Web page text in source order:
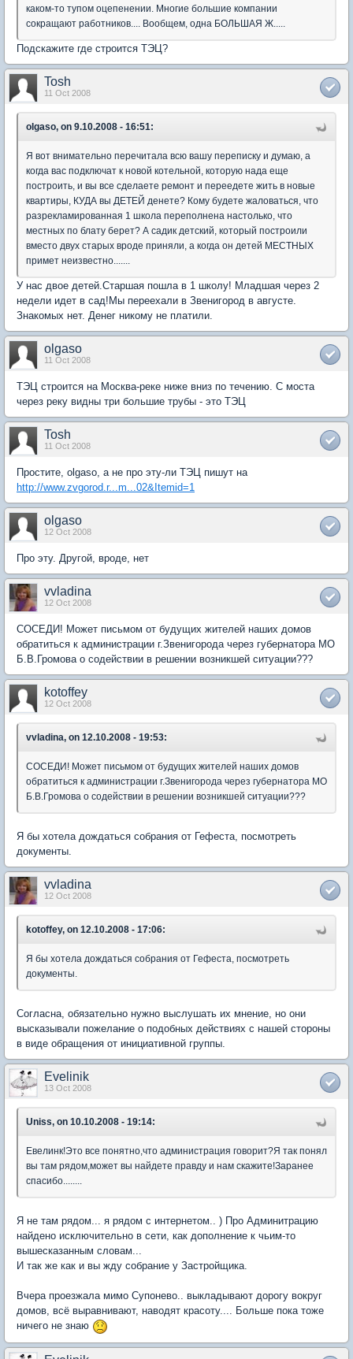
каком-то тупом оцепенении. Многие большие компании
сокращают работников.... Вообщем, одна БОЛЬШАЯ Ж.....
Подскажите где строится ТЭЦ?
Tosh
11 Oct 2008
olgaso, on 9.10.2008 - 16:51:
Я вот внимательно перечитала всю вашу переписку и думаю, а
когда вас подключат к новой котельной, которую нада еще
построить, и вы все сделаете ремонт и переедете жить в новые
квартиры, КУДА вы ДЕТЕЙ денете? Кому будете жаловаться, что
разрекламированная 1 школа переполнена настолько, что
местных по блату берет? А садик детский, который построили
вместо двух старых вроде приняли, а когда он детей МЕСТНЫХ
примет неизвестно.......
У нас двое детей.Старшая пошла в 1 школу! Младшая через 2
недели идет в сад!Мы переехали в Звенигород в августе.
Знакомых нет. Денег никому не платили.
olgaso
11 Oct 2008
ТЭЦ строится на Москва-реке ниже вниз по течению. С моста
через реку видны три большие трубы - это ТЭЦ
Tosh
11 Oct 2008
Простите, olgaso, а не про эту-ли ТЭЦ пишут на
http://www.zvgorod.r...m...02&Itemid=1
olgaso
12 Oct 2008
Про эту. Другой, вроде, нет
vvladina
12 Oct 2008
СОСЕДИ! Может письмом от будущих жителей наших домов
обратиться к администрации г.Звенигорода через губернатора МО
Б.В.Громова о содействии в решении возникшей ситуации???
kotoffey
12 Oct 2008
vvladina, on 12.10.2008 - 19:53:
СОСЕДИ! Может письмом от будущих жителей наших домов
обратиться к администрации г.Звенигорода через губернатора МО
Б.В.Громова о содействии в решении возникшей ситуации???
Я бы хотела дождаться собрания от Гефеста, посмотреть
документы.
vvladina
12 Oct 2008
kotoffey, on 12.10.2008 - 17:06:
Я бы хотела дождаться собрания от Гефеста, посмотреть
документы.
Согласна, обязательно нужно выслушать их мнение, но они
высказывали пожелание о подобных действиях с нашей стороны
в виде обращения от инициативной группы.
Evelinik
13 Oct 2008
Uniss, on 10.10.2008 - 19:14:
Евелинк!Это все понятно,что администрация говорит?Я так понял
вы там рядом,может вы найдете правду и нам скажите!Заранее
спасибо........
Я не там рядом... я рядом с интернетом.. ) Про Админитрацию
найдено исключительно в сети, как дополнение к чьим-то
вышесказанным словам...
И так же как и вы жду собрание у Застройщика.
Вчера проезжала мимо Супонево.. выкладывают дорогу вокруг
домов, всё выравнивают, наводят красоту.... Больше пока тоже
ничего не знаю